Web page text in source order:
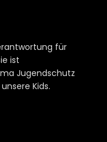
für
ist
Jugendschutz
Kids.